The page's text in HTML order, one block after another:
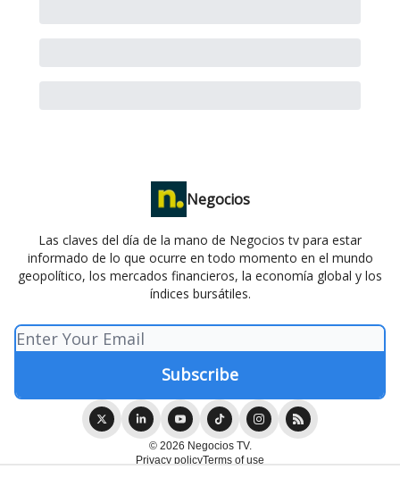
Negocios
Las claves del día de la mano de Negocios tv para estar
informado de lo que ocurre en todo momento en el mundo
geopolítico, los mercados financieros, la economía global y los
índices bursátiles.
© 2026 Negocios TV.
Privacy policyTerms of use